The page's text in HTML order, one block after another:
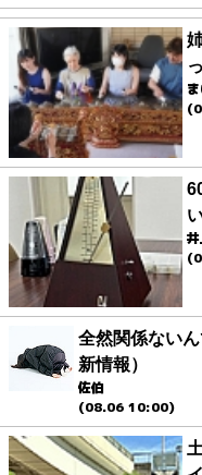
全然関係ない
新情報）
佐伯
(08.06 10:00)